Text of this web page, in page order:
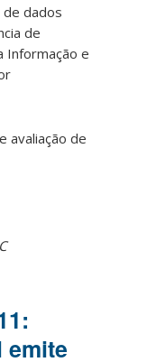
dados
de
Informação e
avaliação de
emite